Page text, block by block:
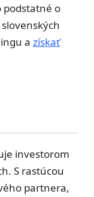
podstatné o
a získať
investorom
S rastúcou
partnera,